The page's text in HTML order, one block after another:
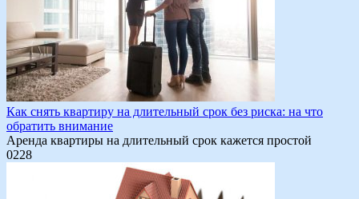
Как снять квартиру на длительный срок без риска: на что
обратить внимание
Аренда квартиры на длительный срок кажется простой
0228